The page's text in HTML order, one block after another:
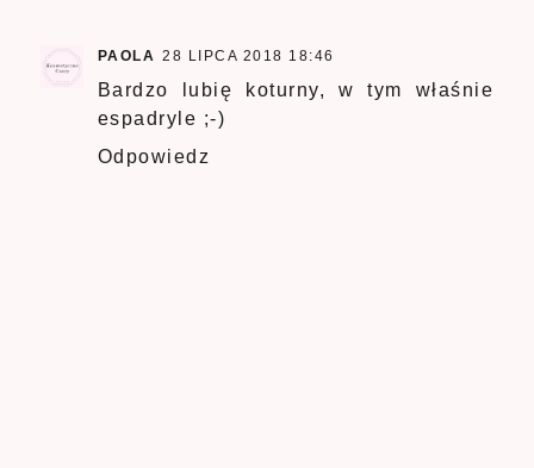
PAOLA 28 LIPCA 2018 18:46
Bardzo lubię koturny, w tym właśnie
espadryle ;-)
Odpowiedz